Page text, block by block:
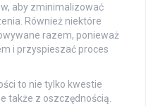
aby zminimalizować
Również niektóre
razem, ponieważ
i przyspieszać proces
to nie tylko kwestie
także z oszczędnością.